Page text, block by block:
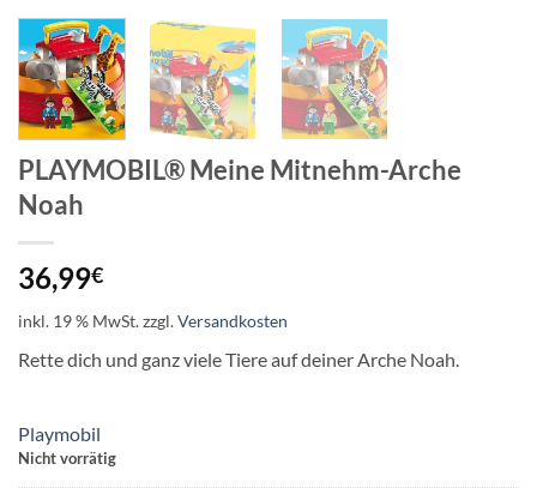
PLAYMOBIL® Meine Mitnehm-Arche
Noah
36,99€
inkl. 19 % MwSt.zzgl.Versandkosten
Rette dich und ganz viele Tiere auf deiner Arche Noah.
Playmobil
Nicht vorrätig